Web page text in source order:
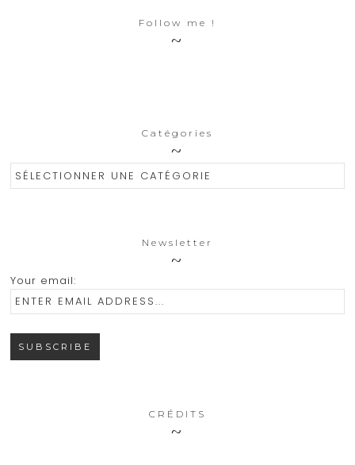
Follow me !
Catégories
Catégories
Newsletter
Your email:
CRÉDITS